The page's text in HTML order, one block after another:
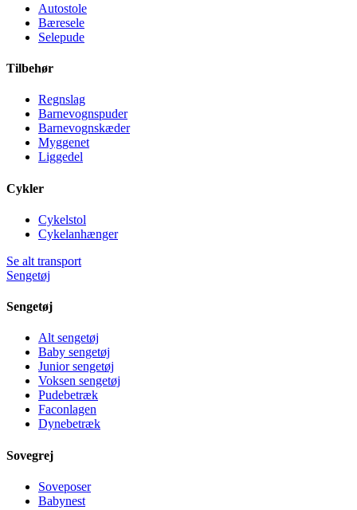
Autostole
Bæresele
Selepude
Tilbehør
Regnslag
Barnevognspuder
Barnevognskæder
Myggenet
Liggedel
Cykler
Cykelstol
Cykelanhænger
Se alt transport
Sengetøj
Sengetøj
Alt sengetøj
Baby sengetøj
Junior sengetøj
Voksen sengetøj
Pudebetræk
Faconlagen
Dynebetræk
Sovegrej
Soveposer
Babynest